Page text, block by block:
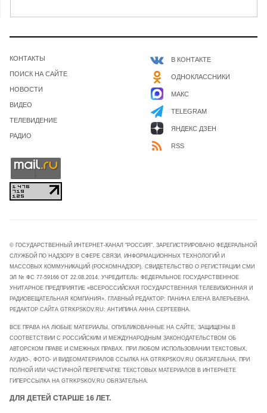
КОНТАКТЫ
ПОИСК НА САЙТЕ
НОВОСТИ
ВИДЕО
ТЕЛЕВИДЕНИЕ
РАДИО
В КОНТАКТЕ
ОДНОКЛАССНИКИ
МАКС
TELEGRAM
ЯНДЕКС ДЗЕН
RSS
© ГОСУДАРСТВЕННЫЙ ИНТЕРНЕТ-КАНАЛ "РОССИЯ". ЗАРЕГИСТРИРОВАНО ФЕДЕРАЛЬНОЙ
СЛУЖБОЙ ПО НАДЗОРУ В СФЕРЕ СВЯЗИ, ИНФОРМАЦИОННЫХ ТЕХНОЛОГИЙ И
МАССОВЫХ КОММУНИКАЦИЙ (РОСКОМНАДЗОР). СВИДЕТЕЛЬСТВО О РЕГИСТРАЦИИ СМИ
ЭЛ № ФС 77-59166 ОТ 22.08.2014. УЧРЕДИТЕЛЬ: ФЕДЕРАЛЬНОЕ ГОСУДАРСТВЕННОЕ
УНИТАРНОЕ ПРЕДПРИЯТИЕ «ВСЕРОССИЙСКАЯ ГОСУДАРСТВЕННАЯ ТЕЛЕВИЗИОННАЯ И
РАДИОВЕЩАТЕЛЬНАЯ КОМПАНИЯ». ГЛАВНЫЙ РЕДАКТОР: ПАНИНА ЕЛЕНА ВАЛЕРЬЕВНА.
РЕДАКТОР САЙТА GTRKPSKOV.RU: АНТИПИНА АННА СЕРГЕЕВНА.
ВСЕ ПРАВА НА ЛЮБЫЕ МАТЕРИАЛЫ, ОПУБЛИКОВАННЫЕ НА САЙТЕ, ЗАЩИЩЕНЫ В
СООТВЕТСТВИИ С РОССИЙСКИМ И МЕЖДУНАРОДНЫМ ЗАКОНОДАТЕЛЬСТВОМ ОБ
АВТОРСКОМ ПРАВЕ И СМЕЖНЫХ ПРАВАХ. ПРИ ЛЮБОМ ИСПОЛЬЗОВАНИИ ТЕКСТОВЫХ,
АУДИО-, ФОТО- И ВИДЕОМАТЕРИАЛОВ ССЫЛКА НА GTRKPSKOV.RU ОБЯЗАТЕЛЬНА. ПРИ
ПОЛНОЙ ИЛИ ЧАСТИЧНОЙ ПЕРЕПЕЧАТКЕ ТЕКСТОВЫХ МАТЕРИАЛОВ В ИНТЕРНЕТЕ
ГИПЕРССЫЛКА НА GTRKPSKOV.RU ОБЯЗАТЕЛЬНА.
ДЛЯ ДЕТЕЙ СТАРШЕ 16 ЛЕТ.